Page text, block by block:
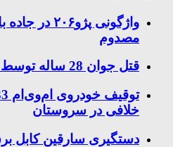
مصدوم
قتل جوان 28 ساله توسط قاتل 15 ساله در کازرون
خلافی در سروستان
دستگیری سارقین کابل